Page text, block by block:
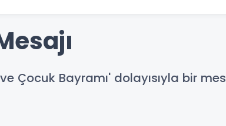
Çocuk Bayramı' dolayısıyla bir